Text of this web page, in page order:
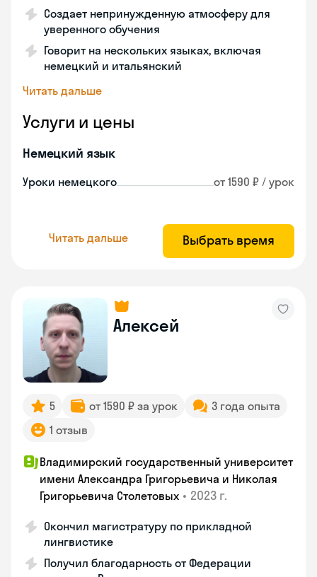
Создает непринужденную атмосферу для
уверенного обучения
Говорит на нескольких языках, включая
немецкий и итальянский
Читать дальше
Услуги и цены
Немецкий язык
Уроки немецкого от 1590 ₽ / урок
Читать дальше Выбрать время
Алексей
5 от 1590 ₽ за урок
3 года опыта
1 отзыв
Владимирский государственный университет
имени Александра Григорьевича и Николая
Григорьевича Столетовых • 2023 г.
Окончил магистратуру по прикладной
лингвистике
Получил благодарность от Федерации